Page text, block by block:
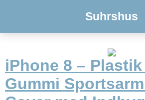
Suhrshus
iPhone 8 –
Gummi